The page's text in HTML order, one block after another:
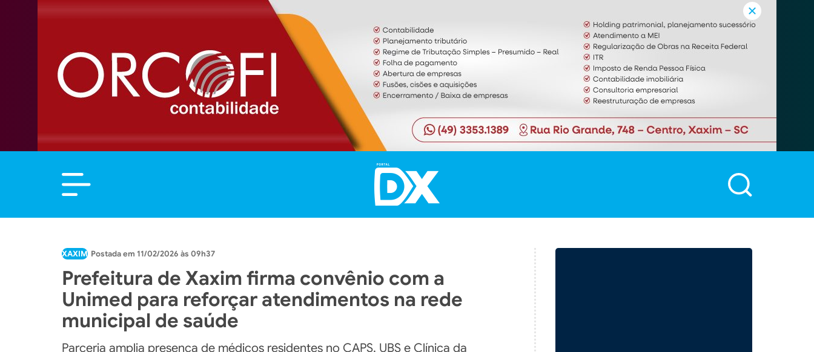
XAXIM 11/02/2026 às 09h37
Prefeitura de Xaxim firma convênio com a
Unimed para reforçar atendimentos na rede
municipal de saúde
Parceria amplia presença de médicos residentes no CAPS, UBS e Clínica da